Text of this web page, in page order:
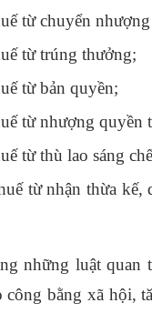
từ chuyển
từ trúng thưởng;
từ bản quyền;
từ nhượng quyền
từ thù lao sáng
từ nhận thừa kế,
những luật quan
bằng xã hội,